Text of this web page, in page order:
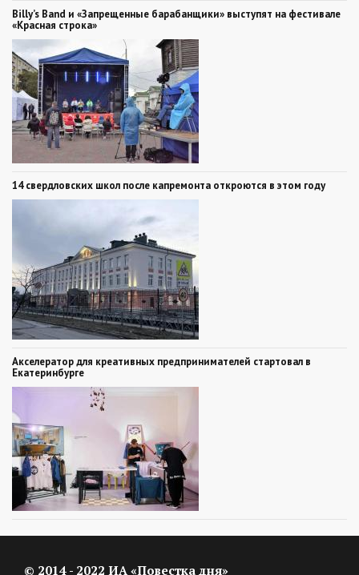
Billy’s Band и «Запрещенные барабанщики» выступят на фестивале
«Красная строка»
14 свердловских школ после капремонта откроются в этом году
Акселератор для креативных предпринимателей стартовал в
Екатеринбурге
© 2014 - 2022 ИА «Повестка дня»